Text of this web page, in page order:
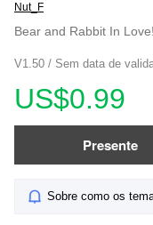
Nut_F
Bear and Rabbit In Love!
V1.50 / Sem data de
US$0.99
Presente
Sobre como os